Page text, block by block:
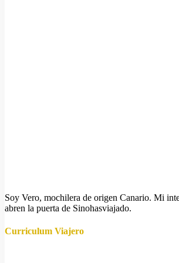
Soy Vero, mochilera de origen Canario. Mi
abren la puerta de Sinohasviajado.
Curriculum Viajero